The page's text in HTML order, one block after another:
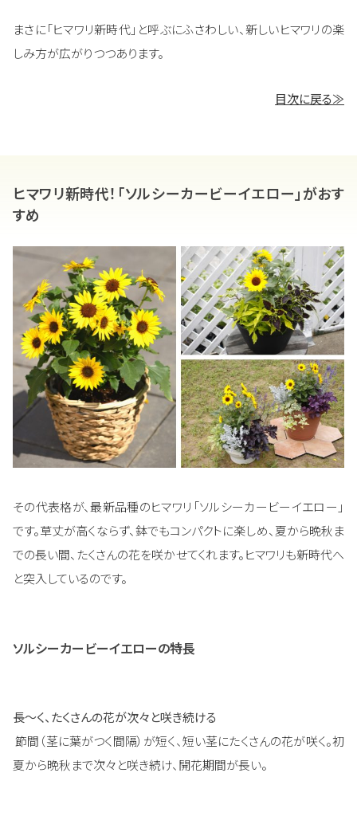
まさに「ヒマワリ新時代」と呼ぶにふさわしい、新しいヒマワリの楽
しみ方が広がりつつあります。
目次に戻る≫
ヒマワリ新時代！「ソルシーカービーイエロー」がおす
すめ
その代表格が、最新品種のヒマワリ「ソルシーカービーイエロー」
です。草丈が高くならず、鉢でもコンパクトに楽しめ、夏から晩秋ま
での長い間、たくさんの花を咲かせてくれます。ヒマワリも新時代へ
と突入しているのです。
ソルシーカービーイエローの特長
長〜く、たくさんの花が次々と咲き続ける
節間（茎に葉がつく間隔）が短く、短い茎にたくさんの花が咲く。初
夏から晩秋まで次々と咲き続け、開花期間が長い。